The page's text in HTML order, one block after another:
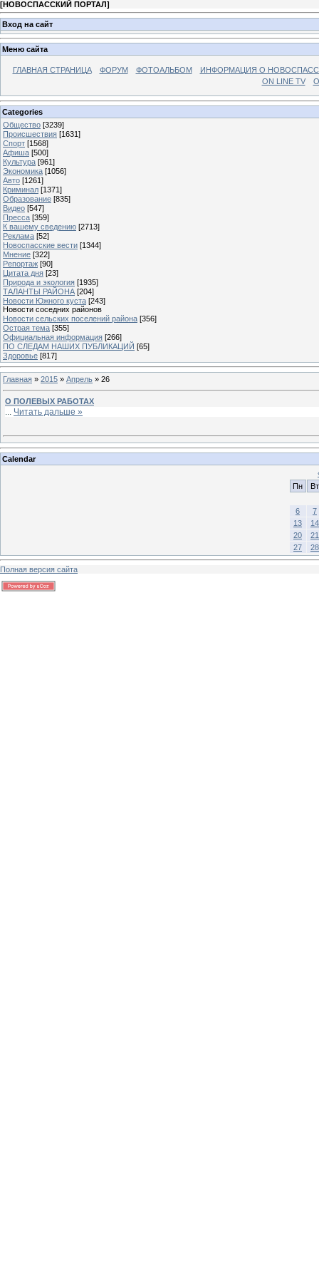
[НОВОСПАССКИЙ ПОРТАЛ]
Вход на сайт
Меню сайта
ГЛАВНАЯ СТРАНИЦА ФОРУМ ФОТОАЛЬБОМ
ИНФОРМАЦИЯ О
ON LINE TV
Categories
Общество [3239]
Происшествия [1631]
Спорт [1568]
Афиша [500]
Культура [961]
Экономика [1056]
Авто [1261]
Криминал [1371]
Образование [835]
Видео [547]
Пресса [359]
К вашему сведению [2713]
Реклама [52]
Новоспасские вести [1344]
Мнение [322]
Репортаж [90]
Цитата дня [23]
Природа и экология [1935]
ТАЛАНТЫ РАЙОНА [204]
Новости Южного куста [243]
Новости соседних районов
Новости сельских поселений района [356]
Острая тема [355]
Официальная информация [266]
ПО СЛЕДАМ НАШИХ ПУБЛИКАЦИЙ [65]
Здоровье [817]
Главная » 2015 » Апрель » 26
О ПОЛЕВЫХ РАБОТАХ
... Читать дальше »
Calendar
Пн
Вт
6
7
13
14
20
21
27
28
Полная версия сайта